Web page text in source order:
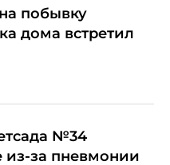
побывку
дома встретил
№34
из-за пневмонии